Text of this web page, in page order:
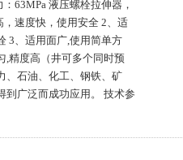
63MPa 液压螺栓拉伸器，
速度快，使用安全 2、适
3、适用面广,使用简单方
,精度高（井可多个同时预
、石油、化工、钢铁、矿
到广泛而成功应用。 技术参